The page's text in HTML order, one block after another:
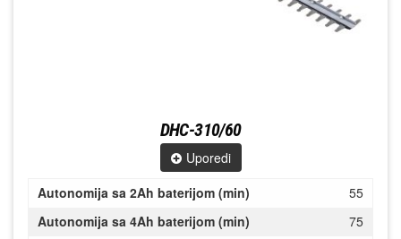
DHC-310/60
Uporedi
Autonomija sa 2Ah baterijom (min)
55
Autonomija sa 4Ah baterijom (min)
75